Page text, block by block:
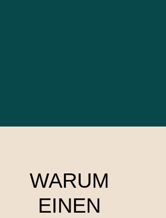
WARUM
EINEN